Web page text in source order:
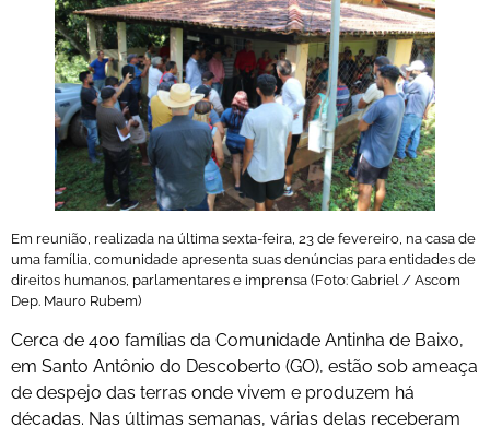
Em reunião, realizada na última sexta-feira, 23 de fevereiro, na casa de
uma família, comunidade apresenta suas denúncias para entidades de
direitos humanos, parlamentares e imprensa (Foto: Gabriel / Ascom
Dep. Mauro Rubem)
Cerca de 400 famílias da Comunidade Antinha de Baixo,
em Santo Antônio do Descoberto (GO), estão sob ameaça
de despejo das terras onde vivem e produzem há
décadas. Nas últimas semanas, várias delas receberam